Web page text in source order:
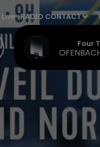
Live :RADIO CONTACT
Four